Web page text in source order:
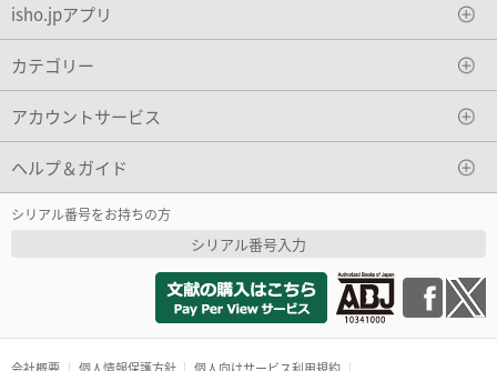
isho.jpアプリ
カテゴリー
アカウントサービス
ヘルプ＆ガイド
シリアル番号をお持ちの方
シリアル番号入力